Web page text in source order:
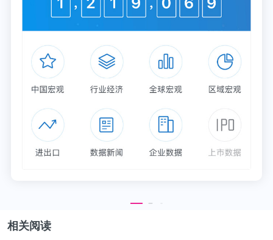
好跳板，简直不异于“天赐良机”。
相关阅读